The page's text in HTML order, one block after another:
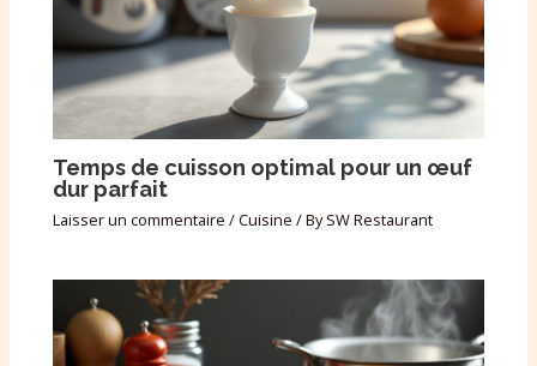
Temps de cuisson optimal pour un œuf
dur parfait
Laisser un commentaire /Cuisine / BySW Restaurant